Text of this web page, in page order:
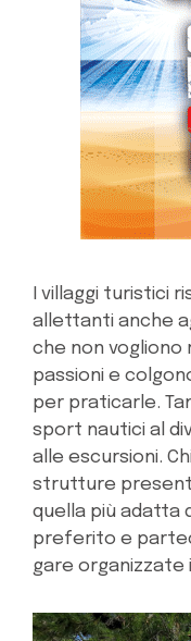
I villaggi turistici
allettanti anche
che non vogliono
passioni e
per praticarle.
sport nautici al
alle escursioni.
strutture
quella più adatta
preferito e
gare organizzate